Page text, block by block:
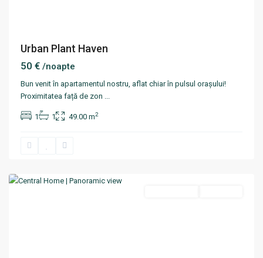
Urban Plant Haven
50 € /noapte
Bun venit în apartamentul nostru, aflat chiar în pulsul orașului!
Proximitatea față de zon ...
1 1 49.00 m2
Centru